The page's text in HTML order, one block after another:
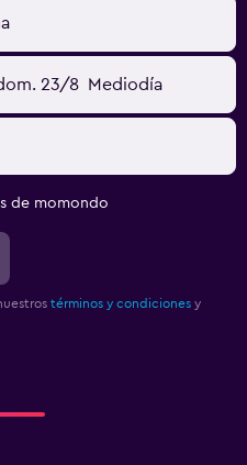
23/8 Mediodía
de momondo
términos y condiciones y